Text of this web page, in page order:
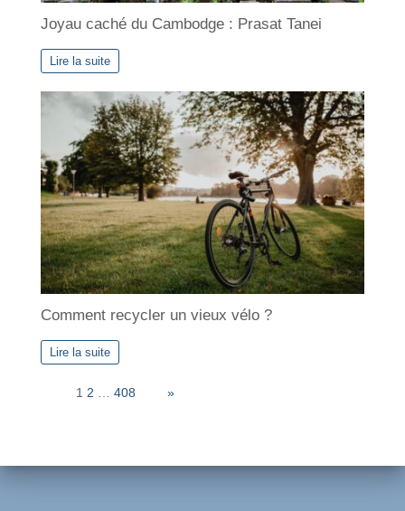
Joyau caché du Cambodge : Prasat Tanei
Lire la suite
Comment recycler un vieux vélo ?
Lire la suite
1 2 408 »